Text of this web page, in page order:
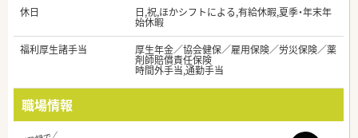
休日
日,祝,ほかシフトによる,有給休暇,夏季・年末年
始休暇
福利厚生諸手当
厚生年金／協会健保／雇用保険／労災保険／薬
剤師賠償責任保険
時間外手当,通勤手当
職場情報